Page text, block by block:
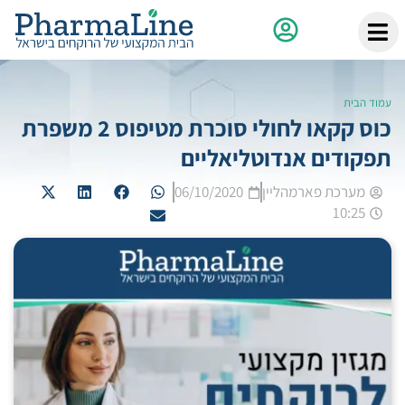
עמוד הבית
כוס קקאו לחולי סוכרת מטיפוס 2 משפרת
תפקודים אנדוטליאליים
מערכת פארמהליין
06/10/2020
10:25